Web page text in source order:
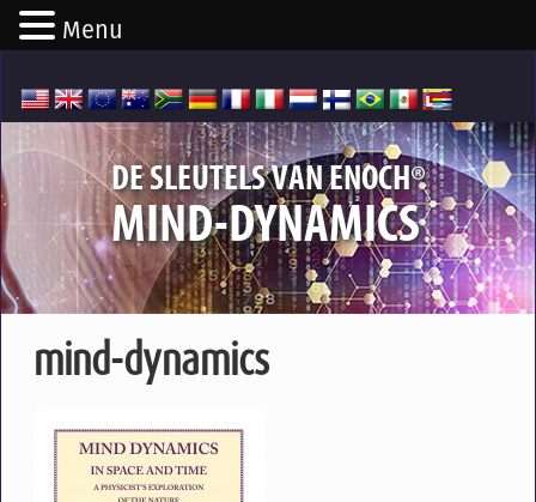
DE SLEUTELS VAN ENOCH®
MIND-DYNAMICS
mind-dynamics
Menu